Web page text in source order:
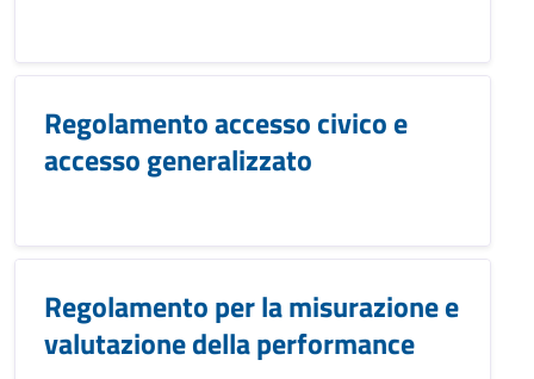
Regolamento accesso civico e
accesso generalizzato
Regolamento per la misurazione e
valutazione della performance